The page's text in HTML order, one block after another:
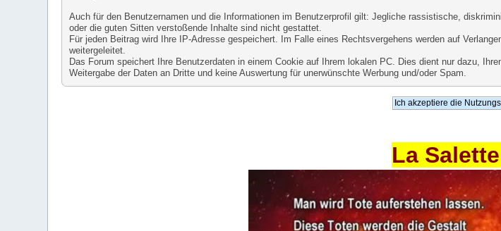
Auch für den Benutzernamen und die Informationen im Benutzerprofil gilt: Jegliche rassistische,
oder die guten Sitten verstoßende Inhalte sind nicht gestattet.
Für jeden Beitrag wird Ihre IP-Adresse gespeichert. Im Falle eines Rechtsvergehens werden auf
weitergeleitet.
Das Forum speichert Ihre Benutzerdaten in einem Cookie auf Ihrem lokalen PC. Dies dient nur dazu,
Weitergabe der Daten an Dritte und keine Auswertung für unerwünschte Werbung und/oder Spam.
La